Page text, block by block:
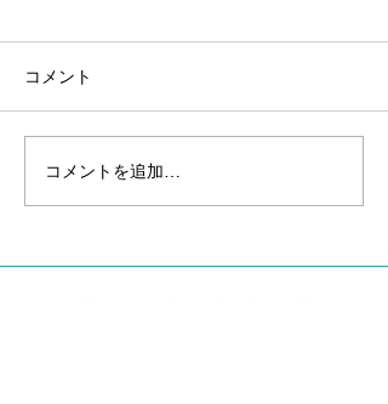
コメント
コメントを追加…